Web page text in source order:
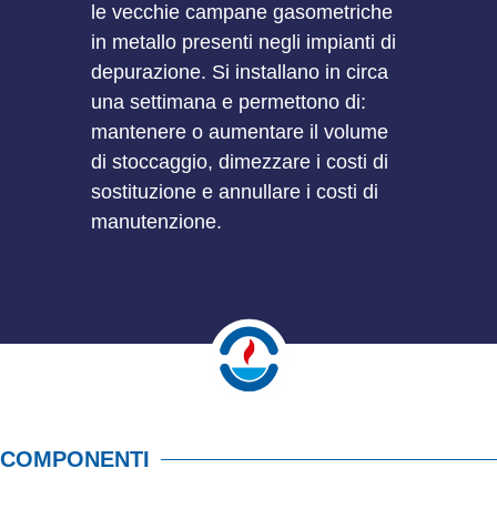
le vecchie campane gasometriche
in metallo presenti negli impianti di
depurazione. Si installano in circa
una settimana e permettono di:
mantenere o aumentare il volume
di stoccaggio, dimezzare i costi di
sostituzione e annullare i costi di
manutenzione.
COMPONENTI